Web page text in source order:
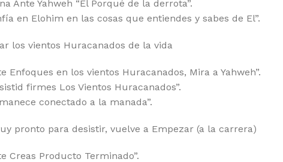
Ante Yahweh “El Porqué de la derrota”.
en Elohim en las cosas que entiendes y sabes de El”.
los vientos Huracanados de la vida
Enfoques en los vientos Huracanados, Mira a Yahweh”.
firmes Los Vientos Huracanados”.
conectado a la manada”.
pronto para desistir, vuelve a Empezar (a la carrera)
Creas Producto Terminado”.